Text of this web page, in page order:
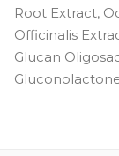
Root Extract,
Officinalis
Glucan